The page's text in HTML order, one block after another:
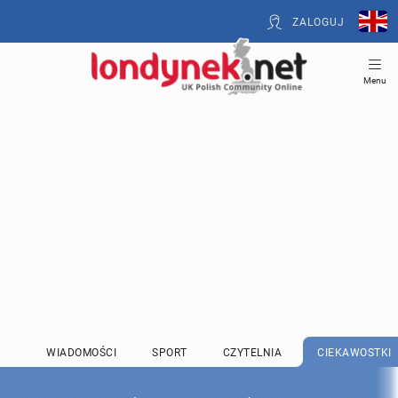
ZALOGUJ
Menu
WIADOMOŚCI SPORT CZYTELNIA CIEKAWOSTKI